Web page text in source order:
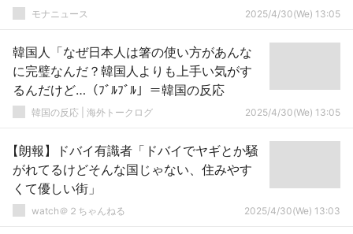
モナニュース 2025/4/30(We) 13:05
韓国人「なぜ日本人は箸の使い方があんな
に完璧なんだ？韓国人よりも上手い気がす
るんだけど…（ﾌﾞﾙﾌﾞﾙ」＝韓国の反応
韓国の反応 | 海外トークログ 2025/4/30(We) 13:05
【朗報】ドバイ有識者「ドバイでヤギとか騒
がれてるけどそんな国じゃない、住みやす
くて優しい街」
watch＠２ちゃんねる 2025/4/30(We) 13:03